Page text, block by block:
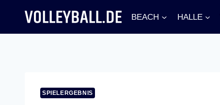
springen
BEACH HALLE
SPIELERGEBNIS